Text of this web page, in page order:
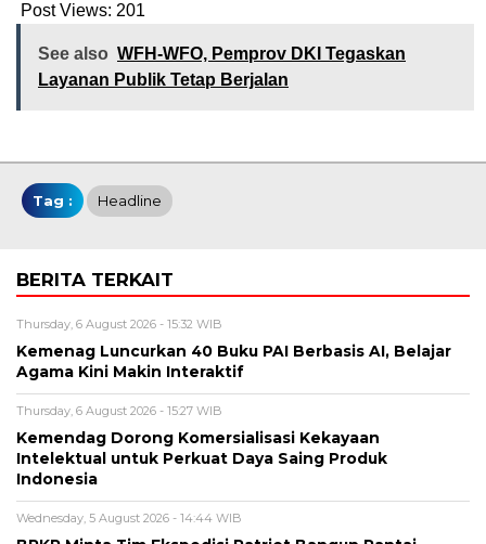
Post Views: 201
See also WFH-WFO, Pemprov DKI Tegaskan
Layanan Publik Tetap Berjalan
Tag : Headline
BERITA TERKAIT
Thursday, 6 August 2026 - 15:32 WIB
Kemenag Luncurkan 40 Buku PAI Berbasis AI, Belajar
Agama Kini Makin Interaktif
Thursday, 6 August 2026 - 15:27 WIB
Kemendag Dorong Komersialisasi Kekayaan
Intelektual untuk Perkuat Daya Saing Produk
Indonesia
Wednesday, 5 August 2026 - 14:44 WIB